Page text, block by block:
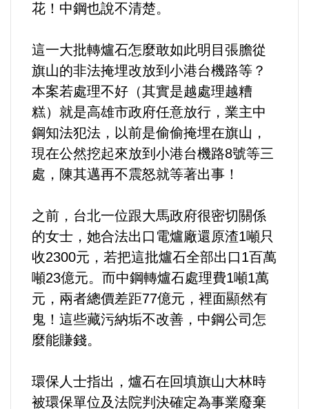
自然/地理/景觀/地球
都市發展與都市建設
財務金融/稅制改革
選舉/民調
生物科技
出版（影音/圖書/雜誌）
發明/專利
旅館/民宿
花！中鋼也說不清楚。
這一大批轉爐石怎麼敢如此明目張膽從
旗山的非法掩埋改放到小港台機路等？
本案若處理不好（其實是越處理越糟
糕）就是高雄市政府任意放行，業主中
鋼知法犯法，以前是偷偷掩埋在旗山，
現在公然挖起來放到小港台機路8號等三
處，陳其邁再不震怒就等著出事！
之前，台北一位跟大馬政府很密切關係
的女士，她合法出口電爐廠還原渣1噸只
收2300元，若把這批爐石全部出口1百萬
噸23億元。而中鋼轉爐石處理費1噸1萬
元，兩者總價差距77億元，裡面顯然有
鬼！這些藏污納垢不改善，中鋼公司怎
麼能賺錢。
環保人士指出，爐石在回填旗山大林時
被環保單位及法院判決確定為事業廢棄